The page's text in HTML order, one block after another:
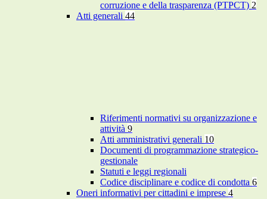
corruzione e della trasparenza (PTPCT) 2
Atti generali 44
Riferimenti normativi su organizzazione e
attività 9
Atti amministrativi generali 10
Documenti di programmazione strategico-
gestionale
Statuti e leggi regionali
Codice disciplinare e codice di condotta 6
Oneri informativi per cittadini e imprese 4